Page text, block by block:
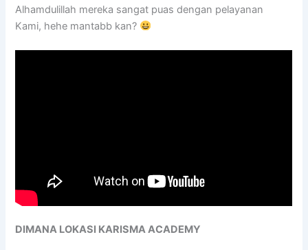
Alhamdulillah mereka sangat puas dengan pelayanan
Kami, hehe mantabb kan?
DIMANA LOKASI KARISMA ACADEMY